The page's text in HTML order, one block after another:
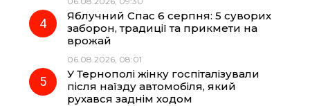
m
Яблучний Спас 6 серпня: 5 суворих
заборон, традиції та прикмети на
врожай
06.08.2026, 08:01
У Тернополі жінку госпіталізували
після наїзду автомобіля, який
рухався заднім ходом